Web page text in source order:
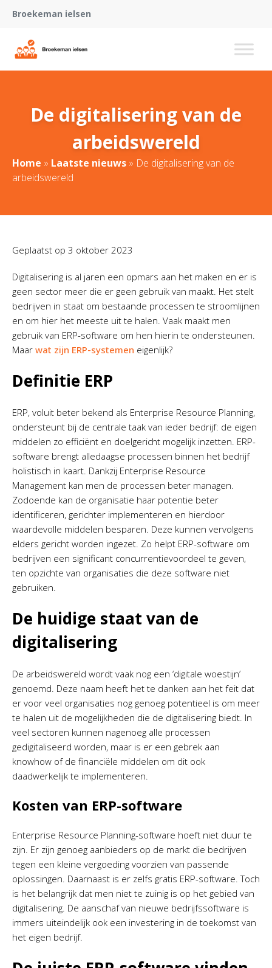
Broekeman ielsen
De digitalisering van de
arbeidswereld
Home » Laatste nieuws » De digitalisering van de
arbeidswereld
Geplaatst op 3 oktober 2023
Digitalisering is al jaren een opmars aan het maken en er is
geen sector meer die er geen gebruik van maakt. Het stelt
bedrijven in staat om bestaande processen te stroomlijnen
en om hier het meeste uit te halen. Vaak maakt men
gebruik van ERP-software om hen hierin te ondersteunen.
Maar wat zijn ERP-systemen eigenlijk?
Definitie ERP
ERP, voluit beter bekend als Enterprise Resource Planning,
ondersteunt bij de centrale taak van ieder bedrijf: de eigen
middelen zo efficiënt en doelgericht mogelijk inzetten. ERP-
software brengt alledaagse processen binnen het bedrijf
holistisch in kaart. Dankzij Enterprise Resource
Management kan men de processen beter managen.
Zodoende kan de organisatie haar potentie beter
identificeren, gerichter implementeren en hierdoor
waardevolle middelen besparen. Deze kunnen vervolgens
elders gericht worden ingezet. Zo helpt ERP-software om
bedrijven een significant concurrentievoordeel te geven,
ten opzichte van organisaties die deze software niet
gebruiken.
De huidige staat van de
digitalisering
De arbeidswereld wordt vaak nog een ‘digitale woestijn’
genoemd. Deze naam heeft het te danken aan het feit dat
er voor veel organisaties nog genoeg potentieel is om meer
te halen uit de mogelijkheden die de digitalisering biedt. In
veel sectoren kunnen nagenoeg alle processen
gedigitaliseerd worden, maar is er een gebrek aan
knowhow of de financiële middelen om dit ook
daadwerkelijk te implementeren.
Kosten van ERP-software
Enterprise Resource Planning-software hoeft niet duur te
zijn. Er zijn genoeg aanbieders op de markt die bedrijven
tegen een kleine vergoeding voorzien van passende
oplossingen. Daarnaast is er zelfs gratis ERP-software. Toch
is het belangrijk dat men niet te zuinig is op het gebied van
digitalisering. De aanschaf van nieuwe bedrijfssoftware is
immers uiteindelijk ook een investering in de toekomst van
het eigen bedrijf.